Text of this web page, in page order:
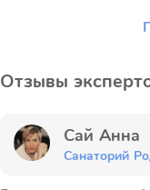
Отзывы
Сай Анна
Санаторий